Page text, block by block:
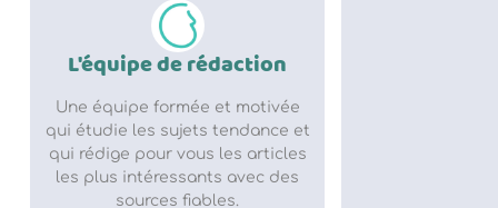
L'équipe de rédaction
Une équipe formée et motivée
qui étudie les sujets tendance et
qui rédige pour vous les articles
les plus intéressants avec des
sources fiables.